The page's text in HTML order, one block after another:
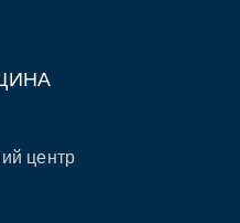
центр